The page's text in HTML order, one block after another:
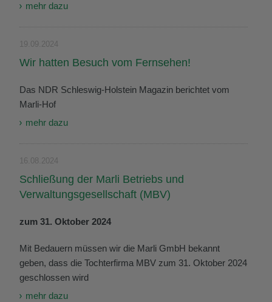
mehr dazu
19.09.2024
Wir hatten Besuch vom Fernsehen!
Das NDR Schleswig-Holstein Magazin berichtet vom
Marli-Hof
mehr dazu
16.08.2024
Schließung der Marli Betriebs und
Verwaltungsgesellschaft (MBV)
zum 31. Oktober 2024
Mit Bedauern müssen wir die Marli GmbH bekannt
geben, dass die Tochterfirma MBV zum 31. Oktober 2024
geschlossen wird
mehr dazu